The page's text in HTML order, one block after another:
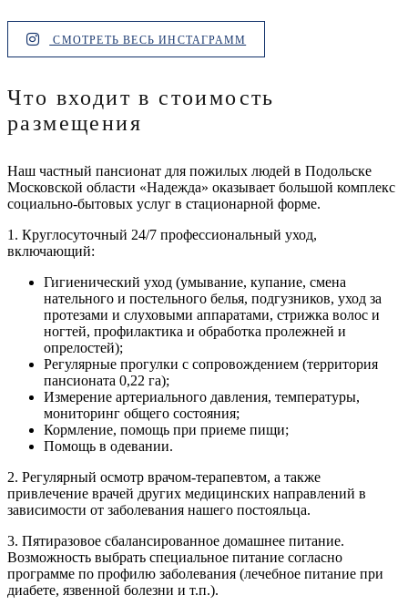
СМОТРЕТЬ ВЕСЬ ИНСТАГРАММ
Что входит в стоимость
размещения
Наш частный пансионат для пожилых людей в Подольске
Московской области «Надежда» оказывает большой комплекс
социально-бытовых услуг в стационарной форме.
1. Круглосуточный 24/7 профессиональный уход,
включающий:
Гигиенический уход (умывание, купание, смена
нательного и постельного белья, подгузников, уход за
протезами и слуховыми аппаратами, стрижка волос и
ногтей, профилактика и обработка пролежней и
опрелостей);
Регулярные прогулки с сопровождением (территория
пансионата 0,22 га);
Измерение артериального давления, температуры,
мониторинг общего состояния;
Кормление, помощь при приеме пищи;
Помощь в одевании.
2. Регулярный осмотр врачом-терапевтом, а также
привлечение врачей других медицинских направлений в
зависимости от заболевания нашего постояльца.
3. Пятиразовое сбалансированное домашнее питание.
Возможность выбрать специальное питание согласно
программе по профилю заболевания (лечебное питание при
диабете, язвенной болезни и т.п.).